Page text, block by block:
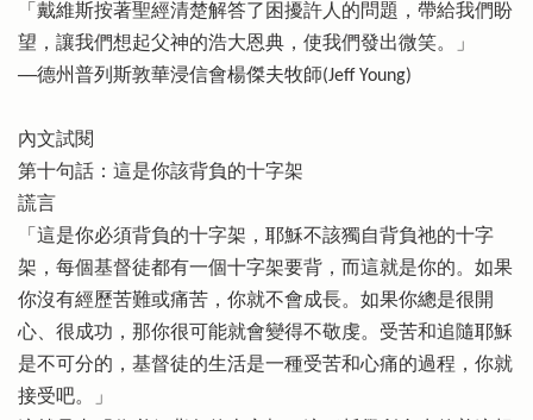
「戴維斯按著聖經清楚解答了困擾許人的問題，帶給我們盼
望，讓我們想起父神的浩大恩典，使我們發出微笑。」
──德州普列斯敦華浸信會楊傑夫牧師(Jeff Young)
內文試閱
第十句話：這是你該背負的十字架
謊言
「這是你必須背負的十字架，耶穌不該獨自背負祂的十字
架，每個基督徒都有一個十字架要背，而這就是你的。如果
你沒有經歷苦難或痛苦，你就不會成長。如果你總是很開
心、很成功，那你很可能就會變得不敬虔。受苦和追隨耶穌
是不可分的，基督徒的生活是一種受苦和心痛的過程，你就
接受吧。」